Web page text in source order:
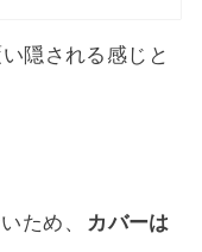
隠される感じと
ため、
カバーは